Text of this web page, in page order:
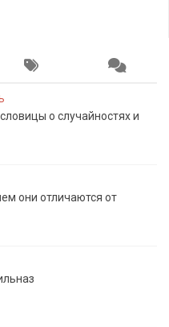
о случайностях и
они отличаются от